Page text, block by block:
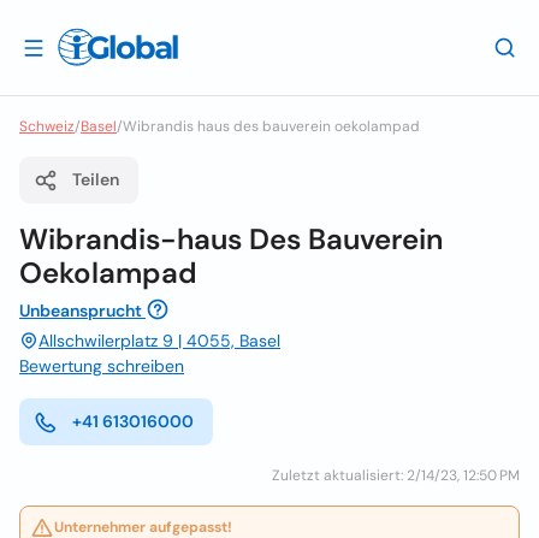
Schweiz/Basel/Wibrandis haus des bauverein oekolampad
Teilen
Wibrandis-haus Des Bauverein
Oekolampad
Unbeansprucht
Allschwilerplatz 9 | 4055, Basel
Bewertung schreiben
+41 613016000
Zuletzt aktualisiert: 2/14/23, 12:50 PM
Unternehmer aufgepasst!